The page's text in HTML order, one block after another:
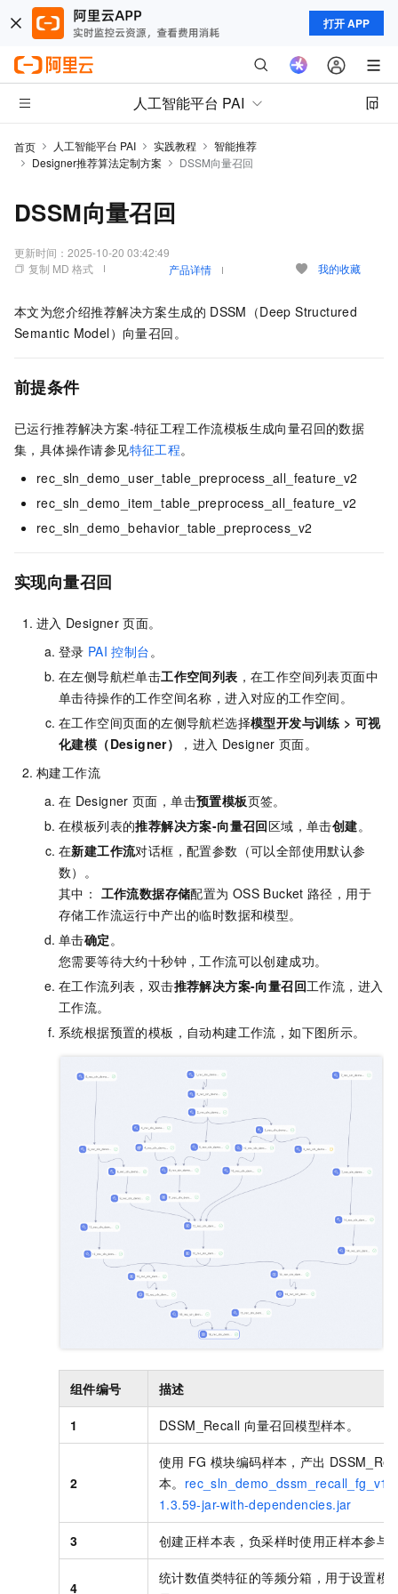
打开 APP
人工智能平台 PAI
首页 人工智能平台 PAI 实践教程
智能推荐
Designer推荐算法定制方案
DSSM向量召回
DSSM向量召回
更新时间： 2025-10-20 03:42:49
复制 MD 格式
产品详情 我的收藏
本文为您介绍推荐解决方案生成的 DSSM（Deep Structured
Semantic Model）向量召回。
前提条件
已运行推荐解决方案-特征工程工作流模板生成向量召回的数据
集，具体操作请参见特征工程。
rec_sln_demo_user_table_preprocess_all_feature_v2
rec_sln_demo_item_table_preprocess_all_feature_v2
rec_sln_demo_behavior_table_preprocess_v2
实现向量召回
进入 Designer 页面。
登录 PAI 控制台。
在左侧导航栏单击工作空间列表 ，在工作空间列表页面中
单击待操作的工作空间名称，进入对应的工作空间。
在工作空间页面的左侧导航栏选择模型开发与训练 >可视
化建模（Designer）
，进入 Designer 页面。
构建工作流
在 Designer 页面，单击预置模板页签。
在模板列表的推荐解决方案-向量召回区域，单击创建。
在新建工作流对话框，配置参数（可以全部使用默认参
数）。
其中： 工作流数据存储配置为 OSS Bucket 路径，用于
存储工作流运行中产出的临时数据和模型。
单击确定。
您需要等待大约十秒钟，工作流可以创建成功。
在工作流列表，双击推荐解决方案-向量召回工作流，进入
工作流。
系统根据预置的模板，自动构建工作流，如下图所示。
组件编号 描述
1 DSSM_Recall 向量召回模型样本。
2
使用 FG 模块编码样本，产出
本。
1.3.59-jar-with-dependencies.jar
3 创建正样本表，负采样时使用正样本参与
4
统计数值类特征的等频分箱，用于设置模